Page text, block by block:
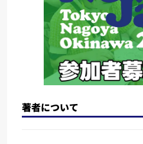
著者について